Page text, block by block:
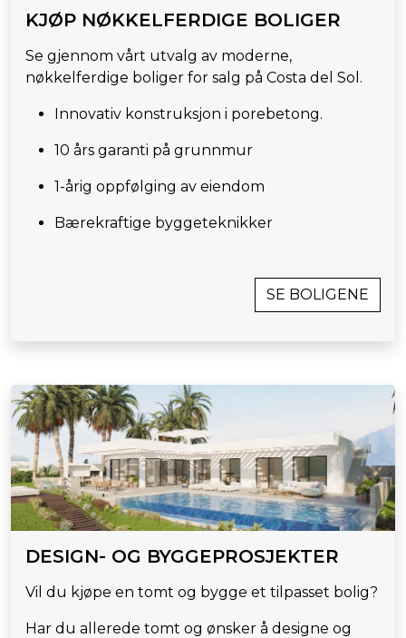
KJØP NØKKELFERDIGE BOLIGER
Se gjennom vårt utvalg av moderne,
nøkkelferdige boliger for salg på Costa del Sol.
Innovativ konstruksjon i porebetong.
10 års garanti på grunnmur
1-årig oppfølging av eiendom
Bærekraftige byggeteknikker
SE BOLIGENE
DESIGN- OG BYGGEPROSJEKTER
Vil du kjøpe en tomt og bygge et tilpasset bolig?
Har du allerede tomt og ønsker å designe og